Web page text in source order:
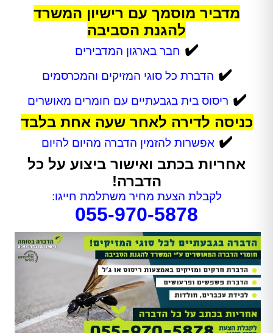
מדביר מוסמך עם רישיון המשרד
להגנת הסביבה
✔️ חבר בארגון המדבירים
✔️ הדברת כל סוגי המזיקים והמכרסמים
✔️ ריסוס בית בגבעתיים עם חומרים מאושרים
כניסה לדירה לאחר שעה אחת בלבד
✔️ אפשרות להזמין הדברה מהיום להיום
אחריות בכתב ואישור ביצוע על כל
הדברה!
לקבלת הצעת מחיר משתלמת חייגו:
055-970-5878